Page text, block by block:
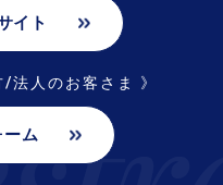
イト
法人のお客さま 》
ーム